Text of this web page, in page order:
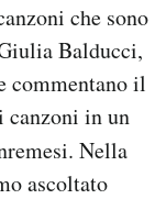
che sono
Balducci,
commentano il
canzoni in un
Nella
ascoltato